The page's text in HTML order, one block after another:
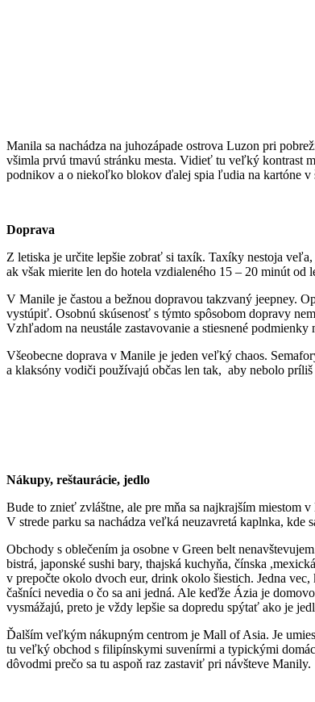
Manila sa nachádza na juhozápade ostrova Luzon pri
všimla prvú tmavú stránku mesta. Vidieť tu veľký kontrast
podnikov a o niekoľko blokov ďalej spia ľudia na kartóne v
Doprava
Z letiska je určite lepšie zobrať si taxík. Taxíky nestoja
ak však mierite len do hotela vzdialeného 15 – 20 minút od
V Manile je častou a bežnou dopravou takzvaný jeepney.
vystúpiť. Osobnú skúsenosť s týmto spôsobom dopravy
Vzhľadom na neustále zastavovanie a stiesnené
Všeobecne doprava v Manile je jeden veľký chaos.
a klaksóny vodiči používajú občas len tak, aby nebolo príliš
Nákupy, reštaurácie, jedlo
Bude to znieť zvláštne, ale pre mňa sa najkrajším miestom
V strede parku sa nachádza veľká neuzavretá kaplnka,
Obchody s oblečením ja osobne v Green belt
bistrá, japonské sushi bary, thajská kuchyňa, čínska
v prepočte okolo dvoch eur, drink okolo šiestich. Jedna
čašníci nevedia o čo sa ani jedná. Ale keďže Ázia je
vysmážajú, preto je vždy lepšie sa dopredu spýtať ako je
Ďalším veľkým nákupným centrom je Mall of Asia. Je
tu veľký obchod s filipínskymi suvenírmi a typickými
dôvodmi prečo sa tu aspoň raz zastaviť pri návšteve Manily.